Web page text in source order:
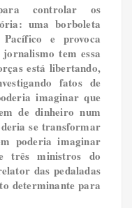
controlar os
uma borboleta
e provoca
tem essa
está libertando,
fatos de
imaginar que
de dinheiro num
se transformar
poderia imaginar
três ministros do
das pedaladas
determinante para